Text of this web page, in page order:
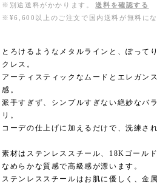
※別途送料がかかります。
送料を確認する
※¥6,600以上のご注文で国内送料が無料にな
とろけるようなメタルラインと、ぽって
クレス。
アーティスティックなムードとエレガン
感。
派手すぎず、シンプルすぎない絶妙なバ
リ。
コーデの仕上げに加えるだけで、洗練さ
素材はステンレススチール、18Kゴールド
なめらかな質感で高級感が漂います。
ステンレススチールはお肌に優しく、金